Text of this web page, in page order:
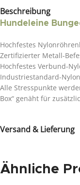
Beschreibung
Hundeleine
Hochfestes
Zertifizierter Metall-
Hochfestes Verbund-
Industriestandard-
Alle Stresspunkte
Box“ genäht für
Versand & Lieferung
Ähnliche